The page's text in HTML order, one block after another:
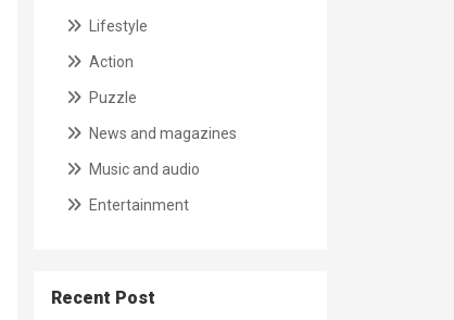
Lifestyle
Action
Puzzle
News and magazines
Music and audio
Entertainment
Recent Post